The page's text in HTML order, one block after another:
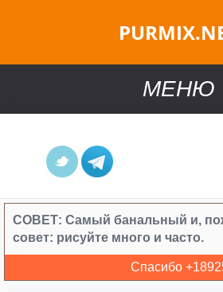
МЕНЮ
СОВЕТ: Самый банальный и,
совет: рисуйте много и часто.
Спасибо +